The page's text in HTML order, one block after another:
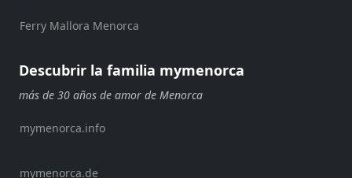
Alquiler
kayaks
de
Ferry Mallora Menorca
Descubrir la familia mymenorca
más de 30 años de amor de Menorca
mymenorca.info
mymenorca.de